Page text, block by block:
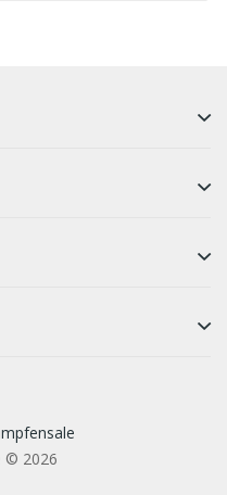
© 2026